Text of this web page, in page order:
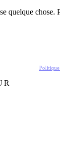
quelque chose.